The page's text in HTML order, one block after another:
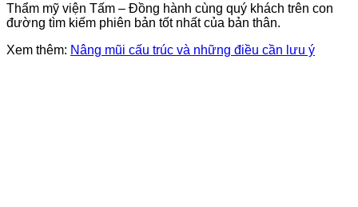
Thẩm mỹ viện Tấm – Đồng hành cùng quý khách trên con
đường tìm kiếm phiên bản tốt nhất của bản thân.
Xem thêm: Nâng mũi cấu trúc và những điều cần lưu ý